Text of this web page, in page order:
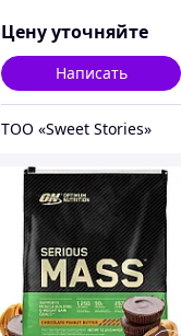
Цену уточняйте
Написать
ТОО «Sweet Stories»